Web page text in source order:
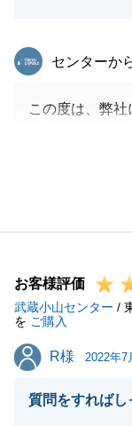
東急リバブル
センターか
この度は、弊
大なご協力を
心より御礼申
また私共でお
Ｓ様ご家族皆様
お客様評価
武蔵小山センター /
を ご購入
R様
R様 2022年7
質問をすればし